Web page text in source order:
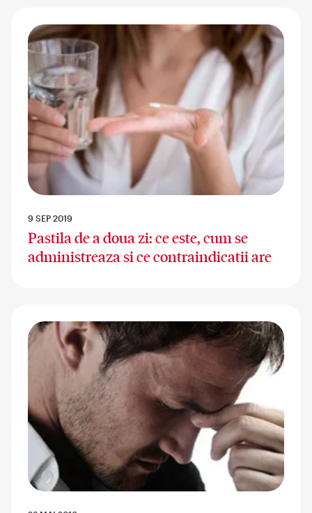
9 SEP 2019
Pastila de a doua zi: ce este, cum se
administreaza si ce contraindicatii are